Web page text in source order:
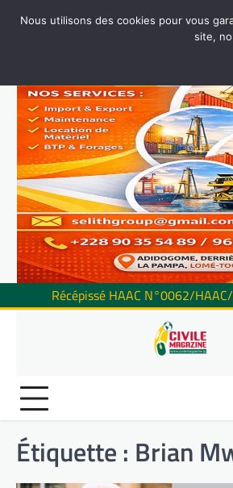
Récépissé HAAC N°0062/
Étiquette : Brian
Nous utilisons des cookies pour vous
site,